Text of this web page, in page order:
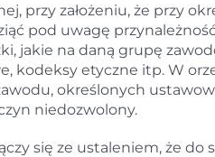
przy założeniu, że przy
pod uwagę
jakie na daną grupę
kodeksy etyczne itp. W
określonych
niedozwolony.
się ze ustaleniem, że